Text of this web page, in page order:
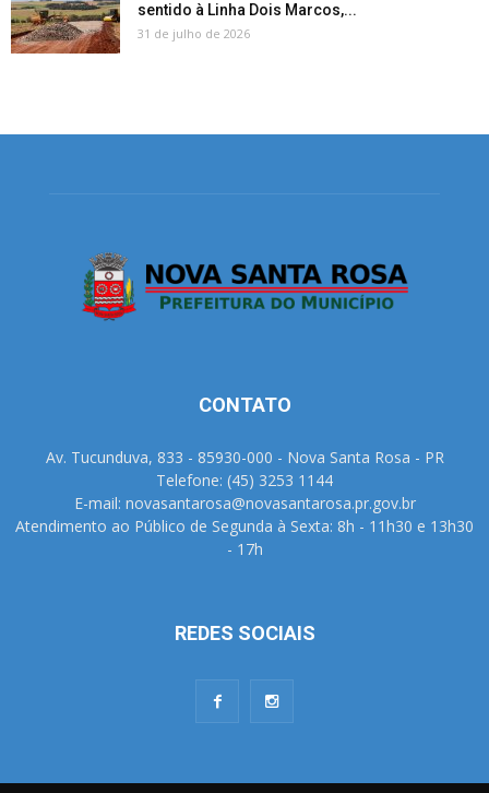
sentido à Linha Dois Marcos,...
31 de julho de 2026
CONTATO
Av. Tucunduva, 833 - 85930-000 - Nova Santa Rosa - PR
Telefone: (45) 3253 1144
E-mail: novasantarosa@novasantarosa.pr.gov.br
Atendimento ao Público de Segunda à Sexta: 8h - 11h30 e 13h30
- 17h
REDES SOCIAIS